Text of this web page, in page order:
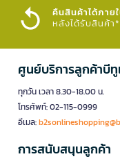
คืนสินค้าได้ภาย
หลังได้รับสินค้า*
ศูนย์บริการลูกค้าบีทู
ทุกวัน เวลา 8.30-18.00 น.
โทรศัพท์: 02-115-0999
อีเมล:
การสนับสนุนลูกค้า